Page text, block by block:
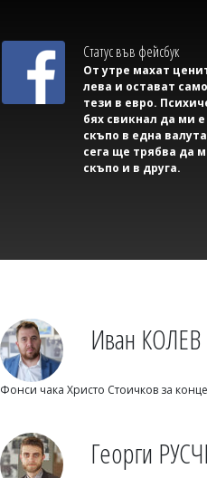
Светлозария
Проф.
Искат
Статус във фейсбук
От утре махат
лева и остават само
тези в евро.
бях свикнал да ми е
скъпо в една
сега ще трябва да
скъпо и в друга.
Иван КОЛЕВ
Фонси чака Христо Стоичков за
Георги